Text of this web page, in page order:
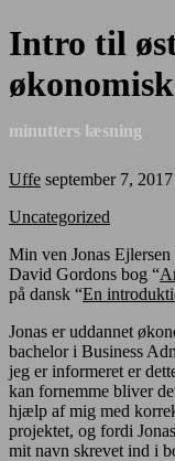
Intro til
minutters læsning
Uffe september 7, 2017
Uncategorized
Min ven Jonas
David Gordons bog “
på dansk “En
Jonas er uddannet
bachelor i Business
jeg er informeret er
kan fornemme bliver
hjælp af mig med
projektet, og fordi
mit navn skrevet ind i